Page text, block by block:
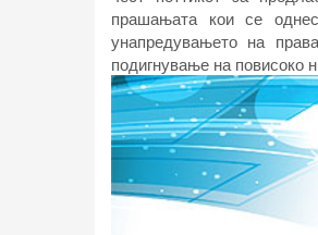
прашањата кои се
унапредувањето на
подигнување на повисоко